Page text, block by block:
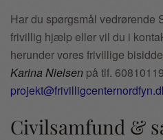
Har du spørgsmål vedrørende
frivillig hjælp eller vil du i
herunder vores frivillige
Karina Nielsen på tlf.
Civilsamfund &